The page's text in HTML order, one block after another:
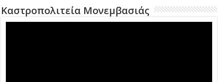
Καστροπολιτεία Μονεμβασιάς